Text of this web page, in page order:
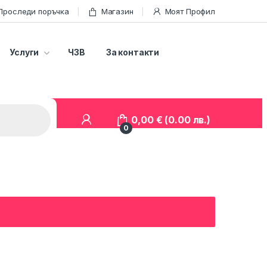
поръчка Магазин Моят Профил
Услуги ЧЗВ За контакти
0
0,00 € (0.00 лв.)